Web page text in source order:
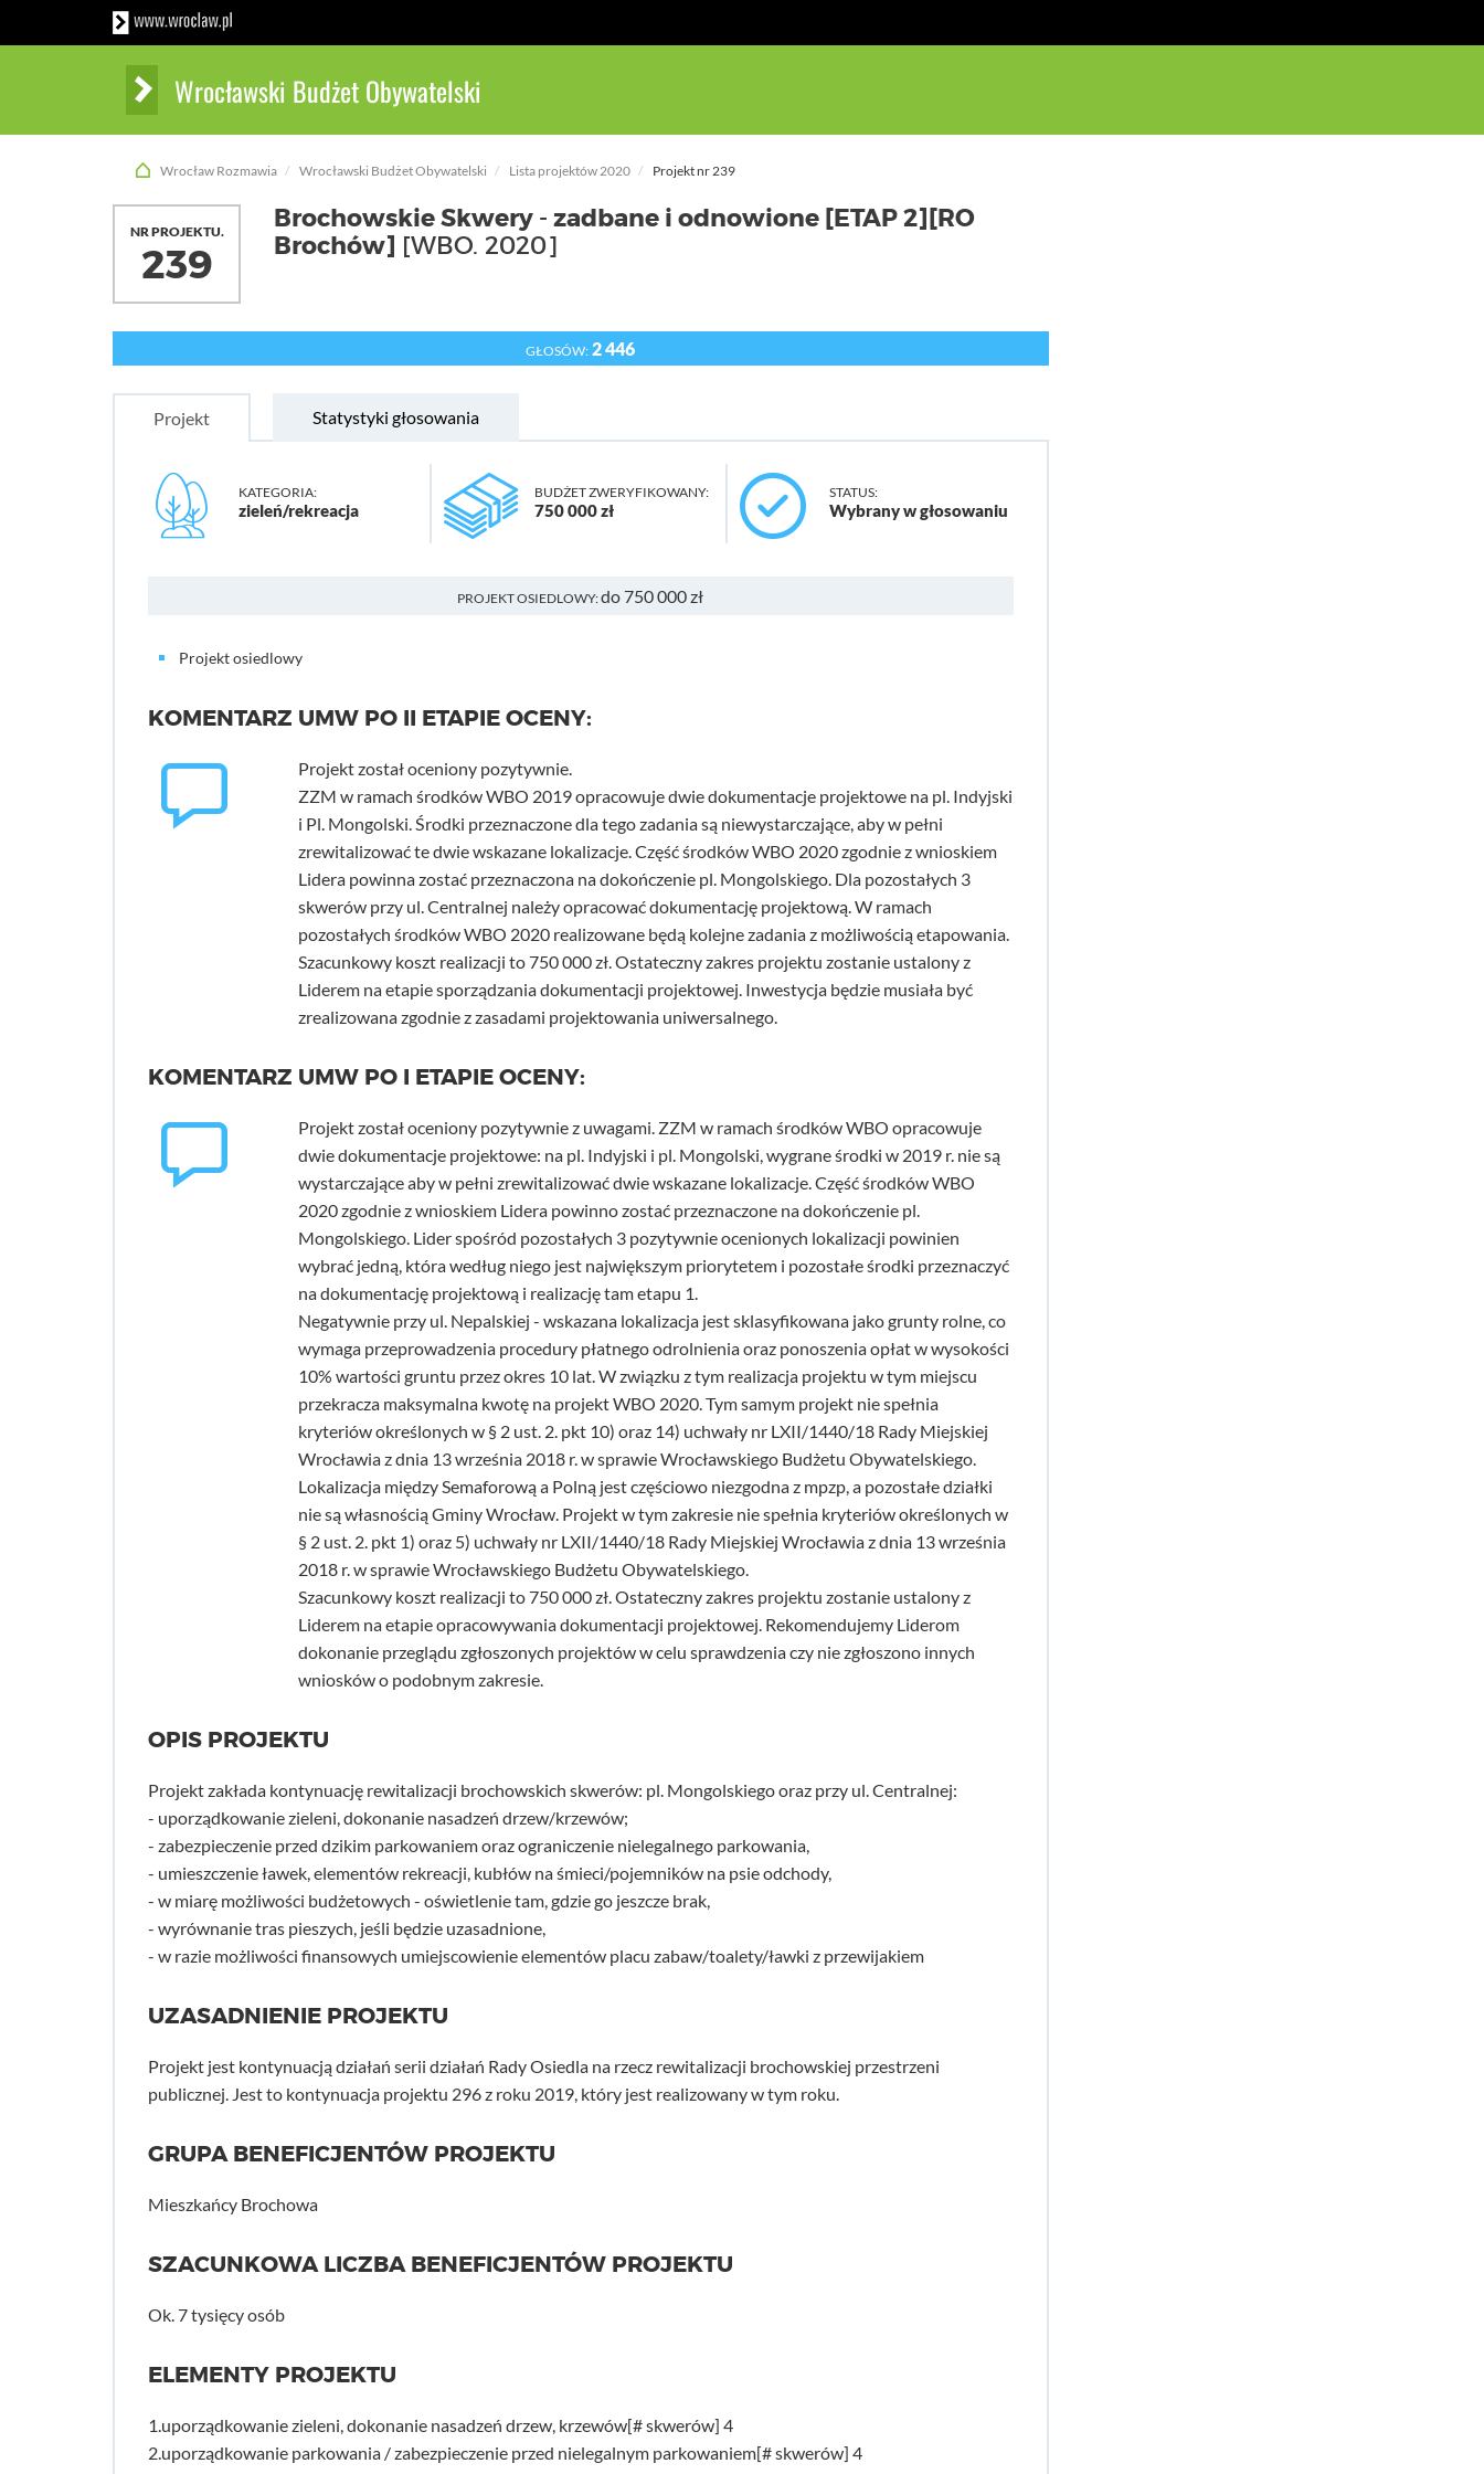
Wrocławski Budżet Obywatelski
Wrocław Rozmawia Wrocławski Budżet Obywatelski Lista projektów 2020 Projekt nr 239
NR PROJEKTU.
239
Brochowskie Skwery - zadbane i odnowione [ETAP 2][RO
Brochów] [WBO. 2020]
GŁOSÓW: 2 446
Projekt Statystyki głosowania
KATEGORIA:
zieleń/rekreacja
BUDŻET ZWERYFIKOWANY:
750 000 zł
STATUS:
Wybrany w głosowaniu
PROJEKT OSIEDLOWY:do 750 000 zł
Projekt osiedlowy
KOMENTARZ UMW PO II ETAPIE OCENY:
Projekt został oceniony pozytywnie.
ZZM w ramach środków WBO 2019 opracowuje dwie dokumentacje projektowe na pl. Indyjski
i Pl. Mongolski. Środki przeznaczone dla tego zadania są niewystarczające, aby w pełni
zrewitalizować te dwie wskazane lokalizacje. Część środków WBO 2020 zgodnie z wnioskiem
Lidera powinna zostać przeznaczona na dokończenie pl. Mongolskiego. Dla pozostałych 3
skwerów przy ul. Centralnej należy opracować dokumentację projektową. W ramach
pozostałych środków WBO 2020 realizowane będą kolejne zadania z możliwością etapowania.
Szacunkowy koszt realizacji to 750 000 zł. Ostateczny zakres projektu zostanie ustalony z
Liderem na etapie sporządzania dokumentacji projektowej. Inwestycja będzie musiała być
zrealizowana zgodnie z zasadami projektowania uniwersalnego.
KOMENTARZ UMW PO I ETAPIE OCENY:
Projekt został oceniony pozytywnie z uwagami. ZZM w ramach środków WBO opracowuje
dwie dokumentacje projektowe: na pl. Indyjski i pl. Mongolski, wygrane środki w 2019 r. nie są
wystarczające aby w pełni zrewitalizować dwie wskazane lokalizacje. Część środków WBO
2020 zgodnie z wnioskiem Lidera powinno zostać przeznaczone na dokończenie pl.
Mongolskiego. Lider spośród pozostałych 3 pozytywnie ocenionych lokalizacji powinien
wybrać jedną, która według niego jest największym priorytetem i pozostałe środki przeznaczyć
na dokumentację projektową i realizację tam etapu 1.
Negatywnie przy ul. Nepalskiej - wskazana lokalizacja jest sklasyfikowana jako grunty rolne, co
wymaga przeprowadzenia procedury płatnego odrolnienia oraz ponoszenia opłat w wysokości
10% wartości gruntu przez okres 10 lat. W związku z tym realizacja projektu w tym miejscu
przekracza maksymalna kwotę na projekt WBO 2020. Tym samym projekt nie spełnia
kryteriów określonych w § 2 ust. 2. pkt 10) oraz 14) uchwały nr LXII/1440/18 Rady Miejskiej
Wrocławia z dnia 13 września 2018 r. w sprawie Wrocławskiego Budżetu Obywatelskiego.
Lokalizacja między Semaforową a Polną jest częściowo niezgodna z mpzp, a pozostałe działki
nie są własnością Gminy Wrocław. Projekt w tym zakresie nie spełnia kryteriów określonych w
§ 2 ust. 2. pkt 1) oraz 5) uchwały nr LXII/1440/18 Rady Miejskiej Wrocławia z dnia 13 września
2018 r. w sprawie Wrocławskiego Budżetu Obywatelskiego.
Szacunkowy koszt realizacji to 750 000 zł. Ostateczny zakres projektu zostanie ustalony z
Liderem na etapie opracowywania dokumentacji projektowej. Rekomendujemy Liderom
dokonanie przeglądu zgłoszonych projektów w celu sprawdzenia czy nie zgłoszono innych
wniosków o podobnym zakresie.
OPIS PROJEKTU
Projekt zakłada kontynuację rewitalizacji brochowskich skwerów: pl. Mongolskiego oraz przy ul. Centralnej:
- uporządkowanie zieleni, dokonanie nasadzeń drzew/krzewów;
- zabezpieczenie przed dzikim parkowaniem oraz ograniczenie nielegalnego parkowania,
- umieszczenie ławek, elementów rekreacji, kubłów na śmieci/pojemników na psie odchody,
- w miarę możliwości budżetowych - oświetlenie tam, gdzie go jeszcze brak,
- wyrównanie tras pieszych, jeśli będzie uzasadnione,
- w razie możliwości finansowych umiejscowienie elementów placu zabaw/toalety/ławki z przewijakiem
UZASADNIENIE PROJEKTU
Projekt jest kontynuacją działań serii działań Rady Osiedla na rzecz rewitalizacji brochowskiej przestrzeni
publicznej. Jest to kontynuacja projektu 296 z roku 2019, który jest realizowany w tym roku.
GRUPA BENEFICJENTÓW PROJEKTU
Mieszkańcy Brochowa
SZACUNKOWA LICZBA BENEFICJENTÓW PROJEKTU
Ok. 7 tysięcy osób
ELEMENTY PROJEKTU
1.uporządkowanie zieleni, dokonanie nasadzeń drzew, krzewów[# skwerów] 4
2.uporządkowanie parkowania / zabezpieczenie przed nielegalnym parkowaniem[# skwerów] 4